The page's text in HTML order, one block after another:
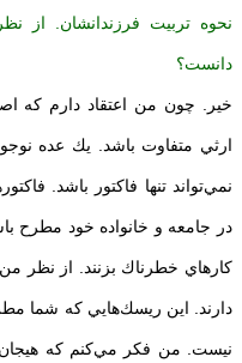
نحوه تربيت فرزندانشان. از
دانست؟
خير. چون من اعتقاد دارم كه
ارثي متفاوت باشد. يك عده
نمي‌تواند تنها فاكتور باشد.
در جامعه و خانواده خود مطرح
كارهاي خطرناك بزنند. از نظر
دارند. اين ريسك‌هايي كه شما
نيست. من فكر مي‌كنم كه